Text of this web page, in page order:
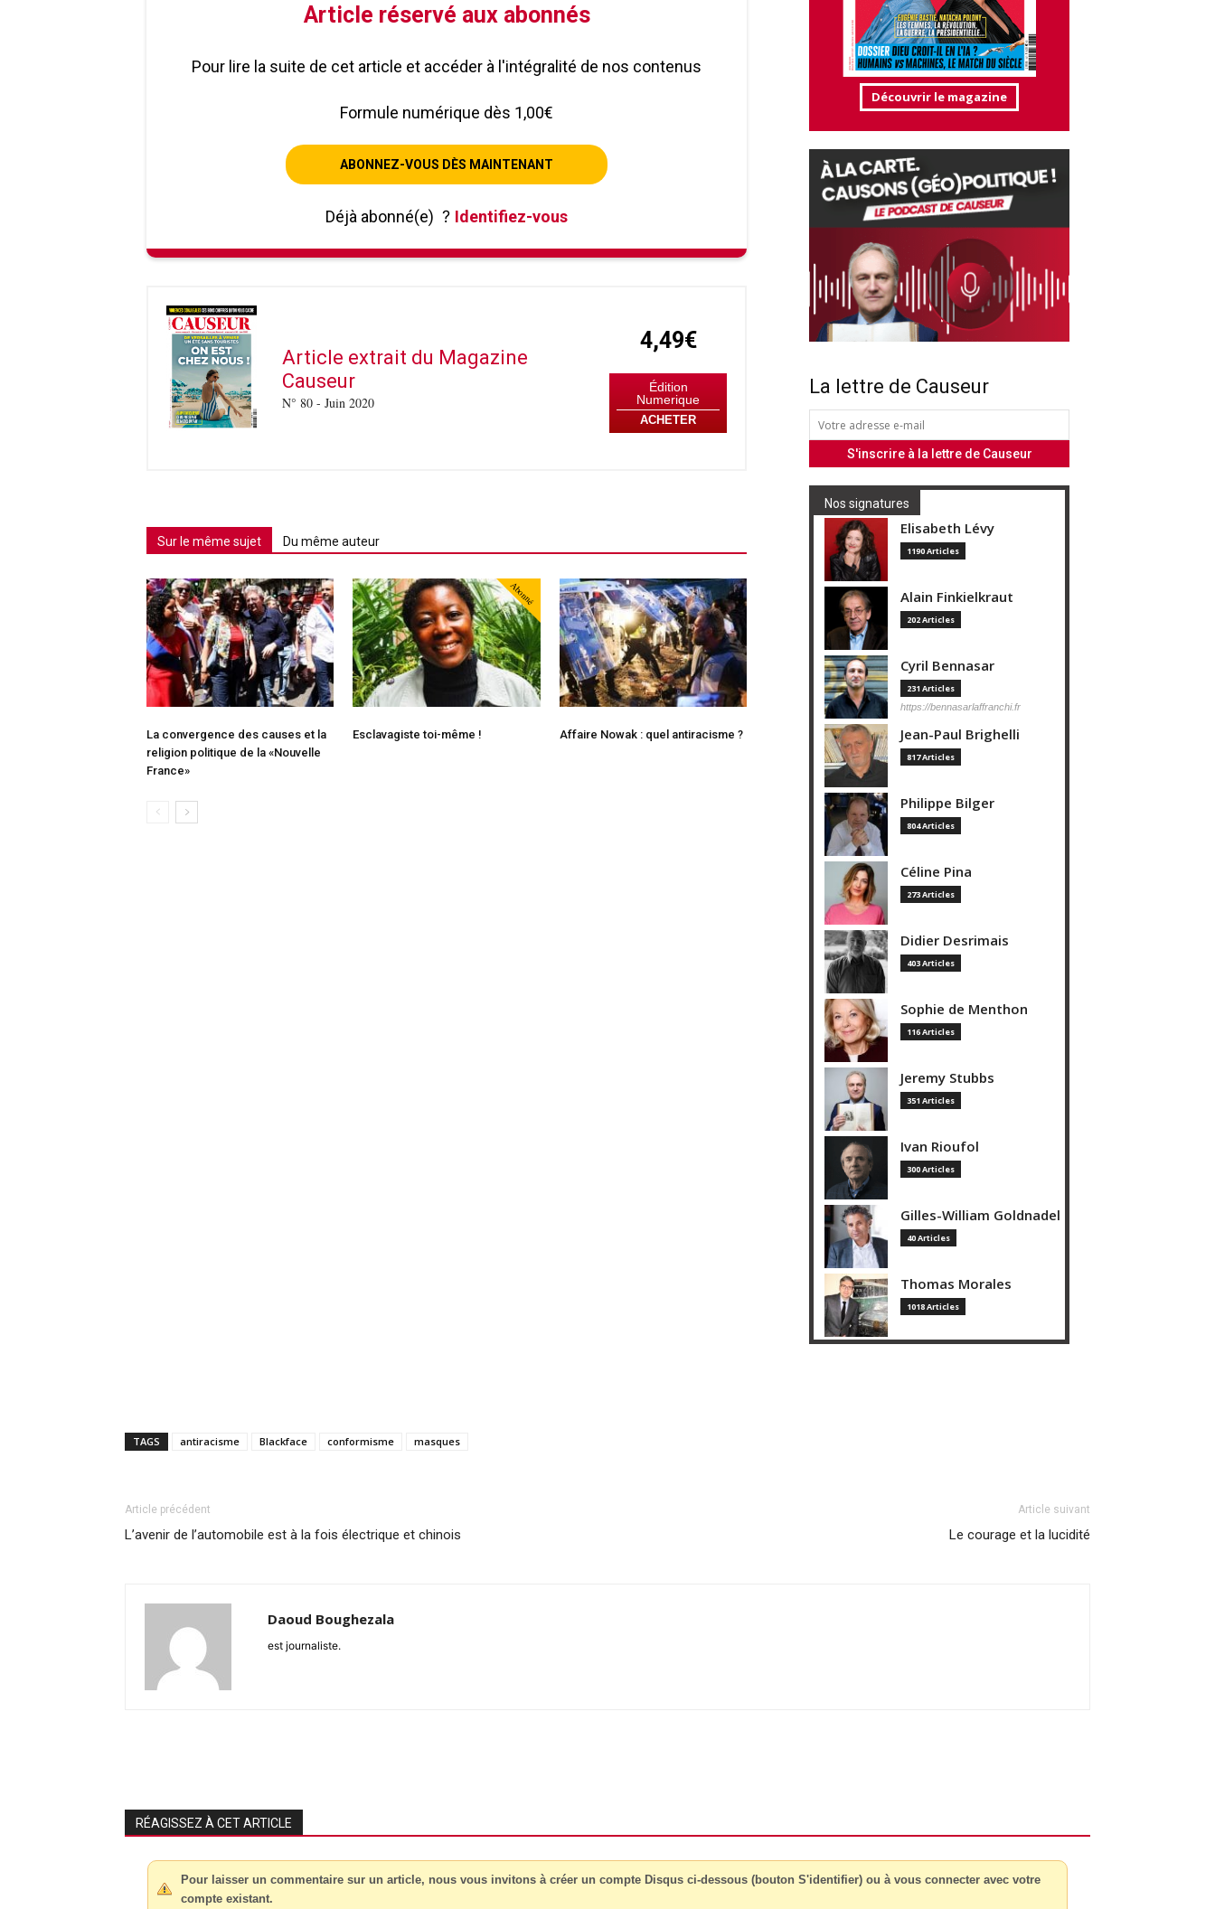
Article réservé aux abonnés
Pour lire la suite de cet article et accéder à l'intégralité de nos contenus
Formule numérique dès 1,00€
ABONNEZ-VOUS DÈS MAINTENANT
Déjà abonné(e) ? Identifiez-vous
Article extrait du Magazine
Causeur
N° 80 - Juin 2020
4,49€
Édition
Numerique
ACHETER
Sur le même sujet Du même auteur
La convergence des causes et la
religion politique de la «Nouvelle
France»
Abonné
Esclavagiste toi-même ! Affaire Nowak : quel antiracisme ?
Découvrir le magazine
La lettre de Causeur
Nos signatures
Elisabeth Lévy
1190 Articles
Alain Finkielkraut
202 Articles
Cyril Bennasar
231 Articles
https://bennasarlaffranchi.fr
Jean-Paul Brighelli
817 Articles
Philippe Bilger
804 Articles
Céline Pina
273 Articles
Didier Desrimais
403 Articles
Sophie de Menthon
116 Articles
Jeremy Stubbs
351 Articles
Ivan Rioufol
300 Articles
Gilles-William Goldnadel
40 Articles
Thomas Morales
1018 Articles
TAGS antiracisme Blackface conformisme masques
Article précédent
L’avenir de l’automobile est à la fois électrique et chinois
Article suivant
Le courage et la lucidité
Daoud Boughezala
est journaliste.
RÉAGISSEZ À CET ARTICLE
Pour laisser un commentaire sur un article, nous vous invitons à créer un compte Disqus ci-dessous (bouton S'identifier) ou à vous connecter avec votre
compte existant.